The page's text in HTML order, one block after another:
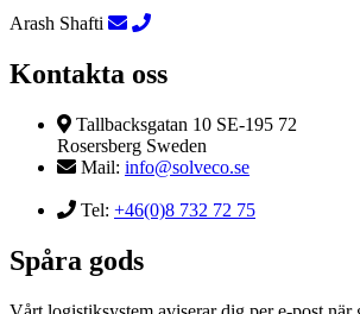
Arash Shafti
Kontakta oss
Tallbacksgatan 10 SE-195 72
Rosersberg Sweden
Mail: info@solveco.se
Tel: +46(0)8 732 72 75
Spåra gods